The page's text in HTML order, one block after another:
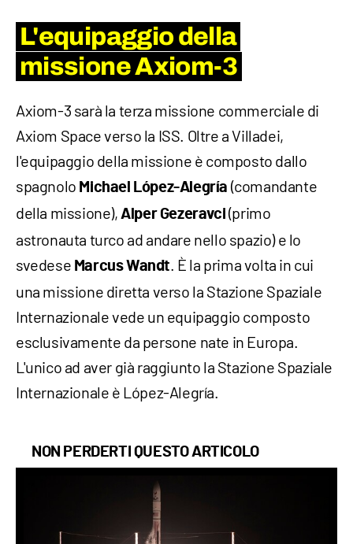
L'equipaggio della
missione Axiom-3
Axiom-3 sarà la terza missione commerciale di
Axiom Space verso la ISS. Oltre a Villadei,
l'equipaggio della missione è composto dallo
spagnolo Michael López-Alegría (comandante
della missione), Alper Gezeravci (primo
astronauta turco ad andare nello spazio) e lo
svedese Marcus Wandt. È la prima volta in cui
una missione diretta verso la Stazione Spaziale
Internazionale vede un equipaggio composto
esclusivamente da persone nate in Europa.
L'unico ad aver già raggiunto la Stazione Spaziale
Internazionale è López-Alegría.
NON PERDERTI QUESTO ARTICOLO